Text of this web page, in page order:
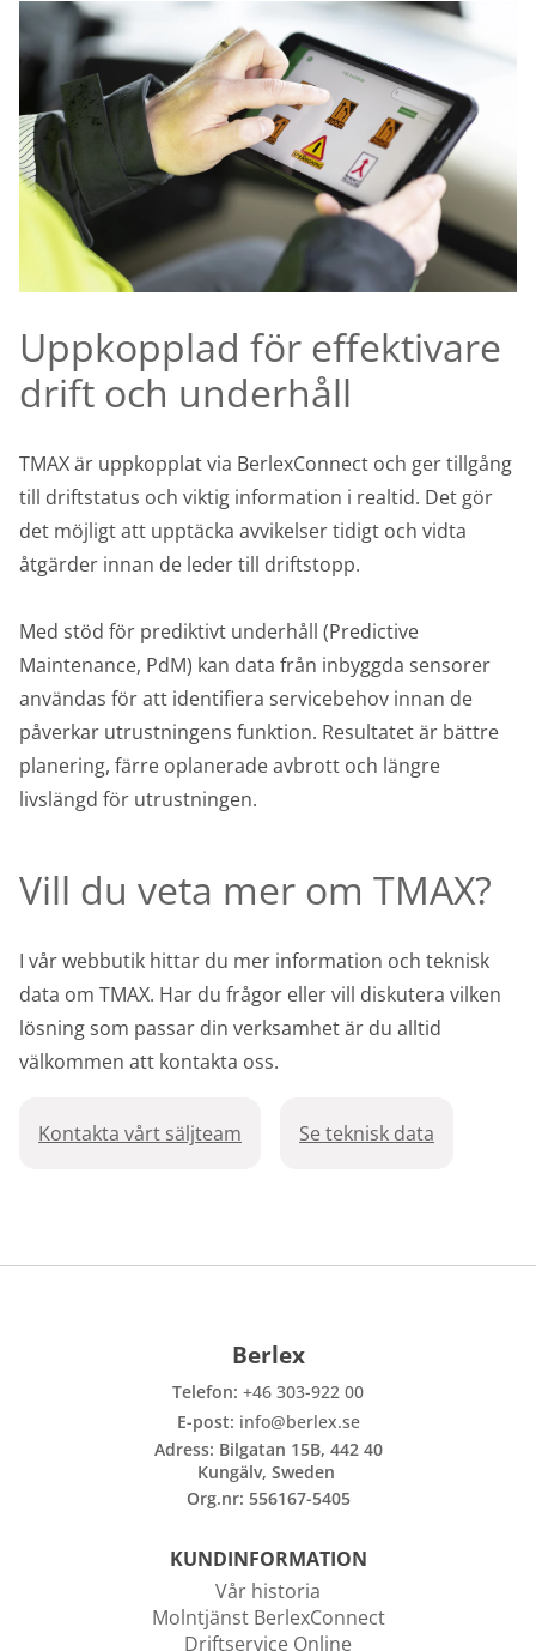
Uppkopplad för effektivare
drift och underhåll
TMAX är uppkopplat via BerlexConnect och ger tillgång
till driftstatus och viktig information i realtid. Det gör
det möjligt att upptäcka avvikelser tidigt och vidta
åtgärder innan de leder till driftstopp.
Med stöd för prediktivt underhåll (Predictive
Maintenance, PdM) kan data från inbyggda sensorer
användas för att identifiera servicebehov innan de
påverkar utrustningens funktion. Resultatet är bättre
planering, färre oplanerade avbrott och längre
livslängd för utrustningen.
Vill du veta mer om TMAX?
I vår webbutik hittar du mer information och teknisk
data om TMAX. Har du frågor eller vill diskutera vilken
lösning som passar din verksamhet är du alltid
välkommen att kontakta oss.
Kontakta vårt säljteam Se teknisk data
Berlex
Telefon: +46 303-922 00
E-post: info@berlex.se
Adress: Bilgatan 15B, 442 40
Kungälv, Sweden
Org.nr: 556167-5405
KUNDINFORMATION
Vår historia
Molntjänst BerlexConnect
Driftservice Online